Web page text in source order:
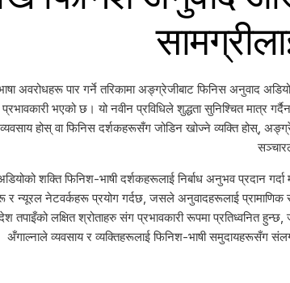
अवरोधहरू पार गर्ने तरिकामा अङ्ग्रेजीबाट फिनिस अनुवाद
भएको छ। यो नवीन प्रविधिले शुद्धता सुनिश्चित मात्र
होस् वा फिनिस दर्शकहरूसँग जोडिन खोज्ने व्यक्ति होस्,
शक्ति फिनिश-भाषी दर्शकहरूलाई निर्बाध अनुभव प्रदान गर्दा
र न्यूरल नेटवर्कहरू प्रयोग गर्दछ, जसले अनुवादहरूलाई प्रामाणिक
तपाइँको लक्षित श्रोताहरु संग प्रभावकारी रूपमा
अँगाल्नाले व्यवसाय र व्यक्तिहरूलाई फिनिश-भाषी समुदायहरूसँग